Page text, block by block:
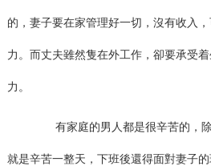
的，妻子要在家管理好一切，沒有收入
力。而丈夫雖然隻在外工作，卻要承受
力。
有家庭的男人都是很辛苦的，除
就是辛苦一整天，下班後還得面對妻子